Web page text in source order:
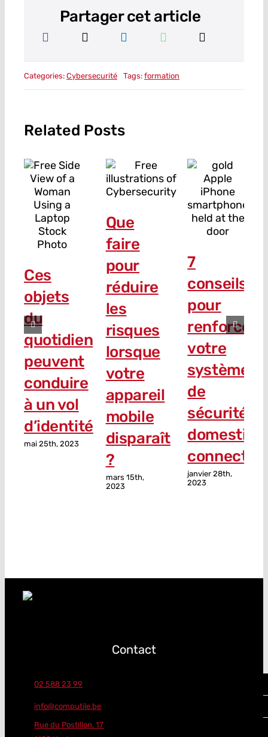
Partager cet article
Categories: Cybersecurité Tags: formation
Related Posts
Ces
objets
du
quotidien
peuvent
conduire
à un vol
d’identité
mai 25th, 2023
Que
faire
pour
réduire
les
risques
lorsque
votre
appareil
mobile
disparaît
?
mars 15th,
2023
7
conseils
pour
renforcer
votre
système
de
sécurité
connecté
janvier 28th,
2023
Contact
02 588 23 99
info@computile.be
Rue du Postillon, 17